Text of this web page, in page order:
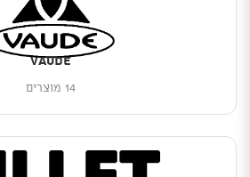
Vaude
14 מוצרים